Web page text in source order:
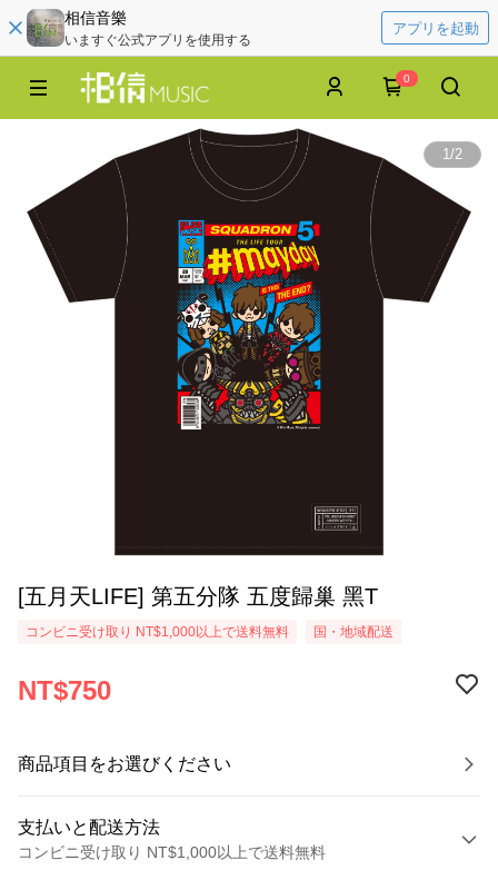
相信音樂
いますぐ公式アプリを使用する
アプリを起動
0
1/2
[五月天LIFE] 第五分隊 五度歸巢 黑T
コンビニ受け取り NT$1,000以上で送料無料 国・地域配送
NT$750
商品項目をお選びください
支払いと配送方法
コンビニ受け取り NT$1,000以上で送料無料